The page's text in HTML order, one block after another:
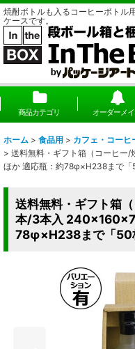
焼酎ボトルも入るコーヒーボトル
ケースです。
商品カテゴリ オーダーメ
ホーム > 食品用 > カフェ・コーヒ
> 送料無料・ギフト箱（コーヒー
ほか 適応瓶：約78φ×H238まで「
送料無料・ギフト箱
本/3本入
78φ×H238まで「50